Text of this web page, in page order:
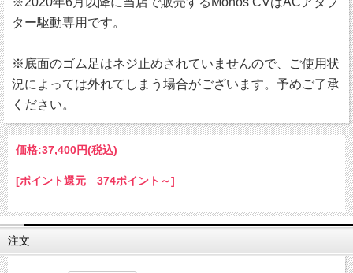
ター駆動専用です。
※底面のゴム足はネジ止めされていませんので、ご使用状
況によっては外れてしまう場合がございます。予めご了承
ください。
価格:37,400円(税込)
[ポイント還元 374ポイント～]
注文